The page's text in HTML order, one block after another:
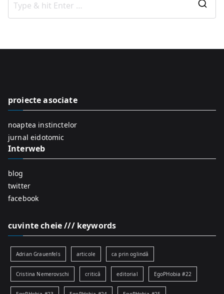
o
proiecte asociate
noaptea instinctelor
jurnal eidotomic
Interweb
blog
twitter
facebook
cuvinte cheie /// keywords
Adrian Grauenfels articole ca prin oglindă
Cristina Nemerovschi critică editorial EgoPHobia #22